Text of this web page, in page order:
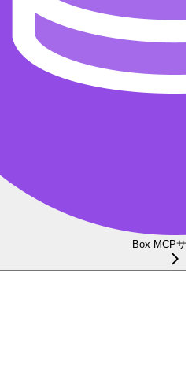
Box MCPサ